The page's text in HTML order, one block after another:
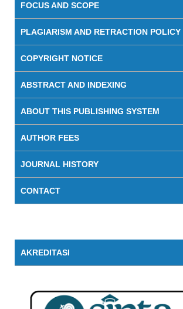
FOCUS AND SCOPE
PLAGIARISM AND RETRACTION POLICY
COPYRIGHT NOTICE
ABSTRACT AND INDEXING
ABOUT THIS PUBLISHING SYSTEM
AUTHOR FEES
JOURNAL HISTORY
CONTACT
AKREDITASI